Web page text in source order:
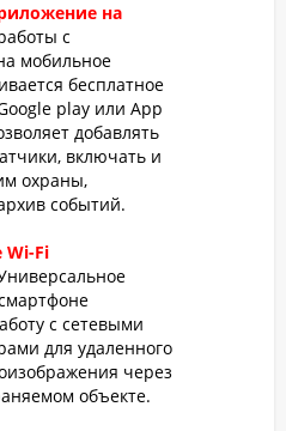
на
с
мобильное
бесплатное
play или App
добавлять
включать и
охраны,
событий.
Wi-Fi
с сетевыми
для удаленного
через
объекте.